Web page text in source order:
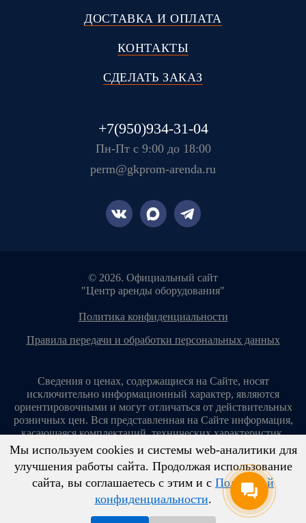
ДОСТАВКА И ОПЛАТА
КОНТАКТЫ
СДЕЛАТЬ ЗАКАЗ
+7(950)934-31-04
Пн-Пт с 9:00 до 18:00
perm@gkprom-arenda.ru
© 2026. Официальный сайт
"Центр аренды оборудования"
политика конфиденциальности
правила передачи и обработки персональных данных
Сведения о ценах, содержащиеся на Сайте, носят
исключительно информационный характер, являются
ориентировочными и могут отличаться от действительных
розничных цен. Вся представленная на Сайте информация,
касающаяся комплектаций, технических характеристик,
цветовых сочетаний, стоимости услуг, сервисного
обслуживания, дополнительного оборудования, условий
аренды оборудования и т. п., ни при каких условиях не
является публичной офертой, определяемой положениями
ст. 437 Гражданского кодекса Российской Федерации.
Копирование материалов с сайта без разрешения запрещено!
Мы используем cookies и системы web-аналитики для
улучшения работы сайта. Продолжая использование
сайта, вы соглашаетесь с этим и с Политикой
конфиденциальности.